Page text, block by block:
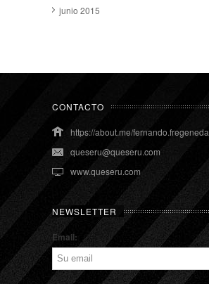
junio 2015
CONTACTO
https://about.me/fernando.fregeneda
queseru@queseru.com
www.queseru.com
NEWSLETTER
Email: